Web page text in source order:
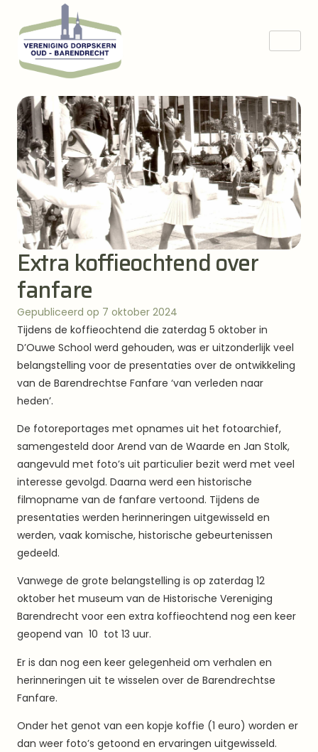
Extra koffieochtend over
fanfare
Gepubliceerd op 7 oktober 2024
Tijdens de koffieochtend die zaterdag 5 oktober in
D’Ouwe School werd gehouden, was er uitzonderlijk veel
belangstelling voor de presentaties over de ontwikkeling
van de Barendrechtse Fanfare ‘van verleden naar
heden’.
De fotoreportages met opnames uit het fotoarchief,
samengesteld door Arend van de Waarde en Jan Stolk,
aangevuld met foto’s uit particulier bezit werd met veel
interesse gevolgd. Daarna werd een historische
filmopname van de fanfare vertoond. Tijdens de
presentaties werden herinneringen uitgewisseld en
werden, vaak komische, historische gebeurtenissen
gedeeld.
Vanwege de grote belangstelling is op zaterdag 12
oktober het museum van de Historische Vereniging
Barendrecht voor een extra koffieochtend nog een keer
geopend van 10 tot 13 uur.
Er is dan nog een keer gelegenheid om verhalen en
herinneringen uit te wisselen over de Barendrechtse
Fanfare.
Onder het genot van een kopje koffie (1 euro) worden er
dan weer foto’s getoond en ervaringen uitgewisseld.